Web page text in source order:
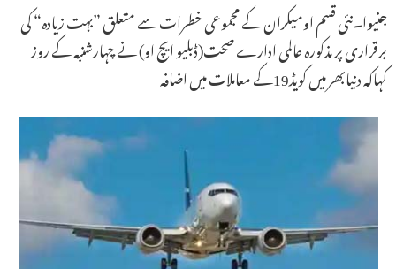
جنیوا۔نئی قسم اومیکران کے مجموعی خطرات سے متعلق ”بہت زیادہ“ کی
برقراری پر مذکورہ عالمی ادارے صحت(ڈبلیو ایچ او) نے چہارشنبہ کے روز
کہاکہ دنیابھر میں کویڈ19کے معاملات میں اضافہ